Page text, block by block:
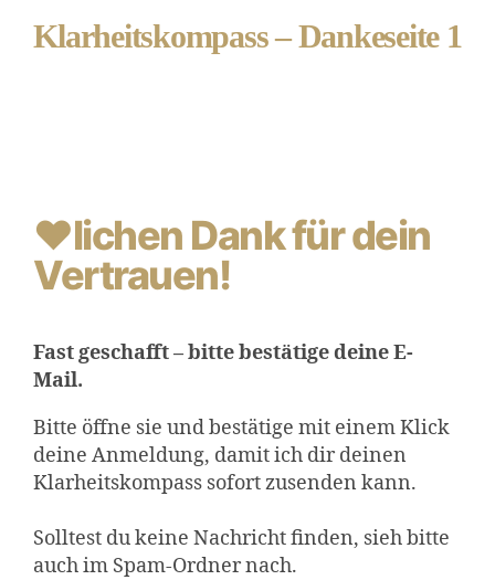
Klarheitskompass – Dankeseite 1
❤lichen Dank für dein
Vertrauen!
Fast geschafft – bitte bestätige deine E-
Mail.
Bitte öffne sie und bestätige mit einem Klick
deine Anmeldung, damit ich dir deinen
Klarheitskompass sofort zusenden kann.
Solltest du keine Nachricht finden, sieh bitte
auch im Spam-Ordner nach.